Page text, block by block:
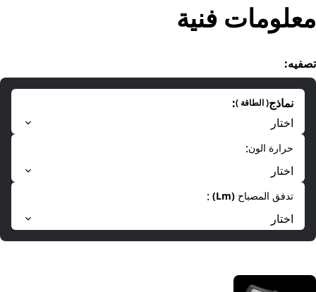
معلومات فنیة
تصفیه:
نماذج(الطاقة )
:
اختار
حرارة الون:
اختار
تدفق المصباح (
Lm
)
:
اختار